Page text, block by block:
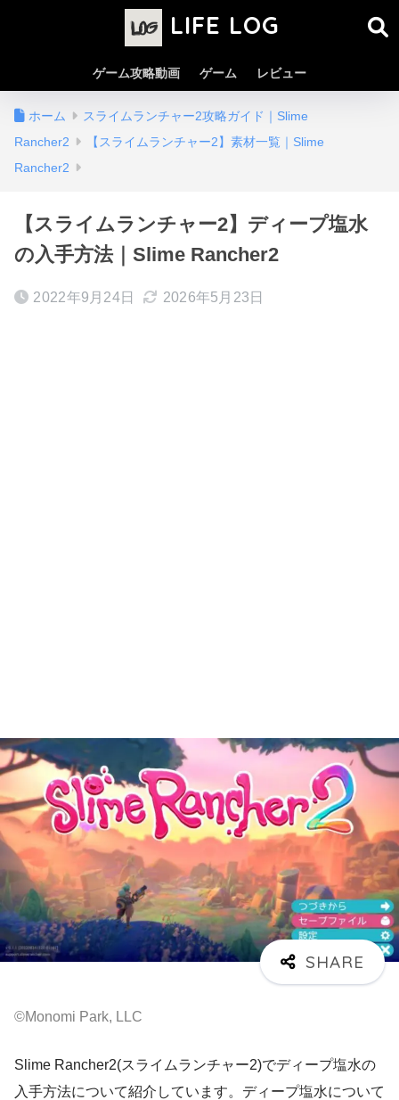
LIFE LOG
ゲーム攻略動画 ゲーム レビュー
ホーム
スライムランチャー2攻略ガイド｜Slime
Rancher2
【スライムランチャー2】素材一覧｜Slime
Rancher2
【スライムランチャー2】ディープ塩水
の入手方法｜Slime Rancher2
2022年9月24日 2026年5月23日
©Monomi Park, LLC
Slime Rancher2(スライムランチャー2)でディープ塩水の
入手方法について紹介しています。ディープ塩水について